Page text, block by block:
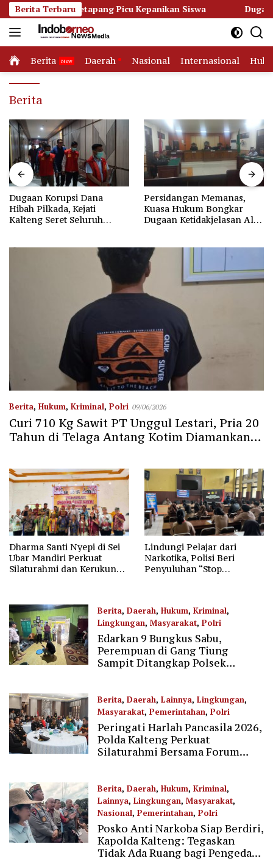
Langsung
ke
konten
Berita Terbaru
3 Ketapang Picu Kepanikan Siswa Dugaan Korupsi
Home
Berita Daerah Nasional Internasional
Berita
Dugaan Korupsi Dana
Hibah Pilkada, Kejati
Kalteng Seret Seluruh
Persidangan Memanas,
Kuasa Hukum Bongkar
Dugaan Ketidakjelasan Alur
Berita, Hukum, Kriminal, Polri 09/06/2026
Curi 710 Kg Sawit PT Unggul Lestari, Pria 20
Tahun di Telaga Antang Kotim Diamankan
Dharma Santi Nyepi di Sei
Ubar Mandiri Perkuat
Silaturahmi dan Kerukunan
Lindungi Pelajar dari
Narkotika, Polisi Beri
Penyuluhan “Stop
Berita, Daerah, Hukum, Kriminal,
Lingkungan, Masyarakat, Polri
03/06/2026
Edarkan 9 Bungkus Sabu,
Perempuan di Gang Tiung
Sampit Ditangkap Polsek
Berita, Daerah, Lainnya, Lingkungan,
Masyarakat, Pemerintahan, Polri
01/06/2026
Peringati Harlah Pancasila 2026,
Polda Kalteng Perkuat
Silaturahmi Bersama Forum
Berita, Daerah, Hukum, Kriminal,
Lainnya, Lingkungan, Masyarakat,
Nasional, Pemerintahan, Polri
01/06/2026
Posko Anti Narkoba Siap Berdiri,
Kapolda Kalteng: Tegaskan
Tidak Ada Ruang bagi Pengedar